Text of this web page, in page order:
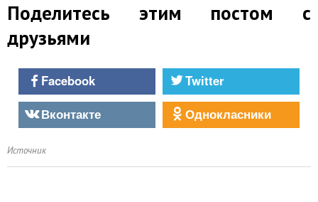
Поделитесь этим постом с
друзьями
Facebook
Twitter
Вконтакте
Однокласники
Источник